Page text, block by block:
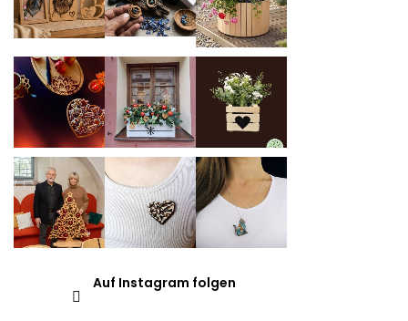
Auf Instagram folgen